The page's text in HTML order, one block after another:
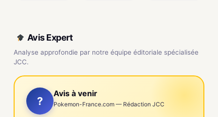
Avis Expert
Analyse approfondie par notre équipe éditoriale spécialisée
JCC.
?
Avis à venir
Pokemon-France.com — Rédaction JCC